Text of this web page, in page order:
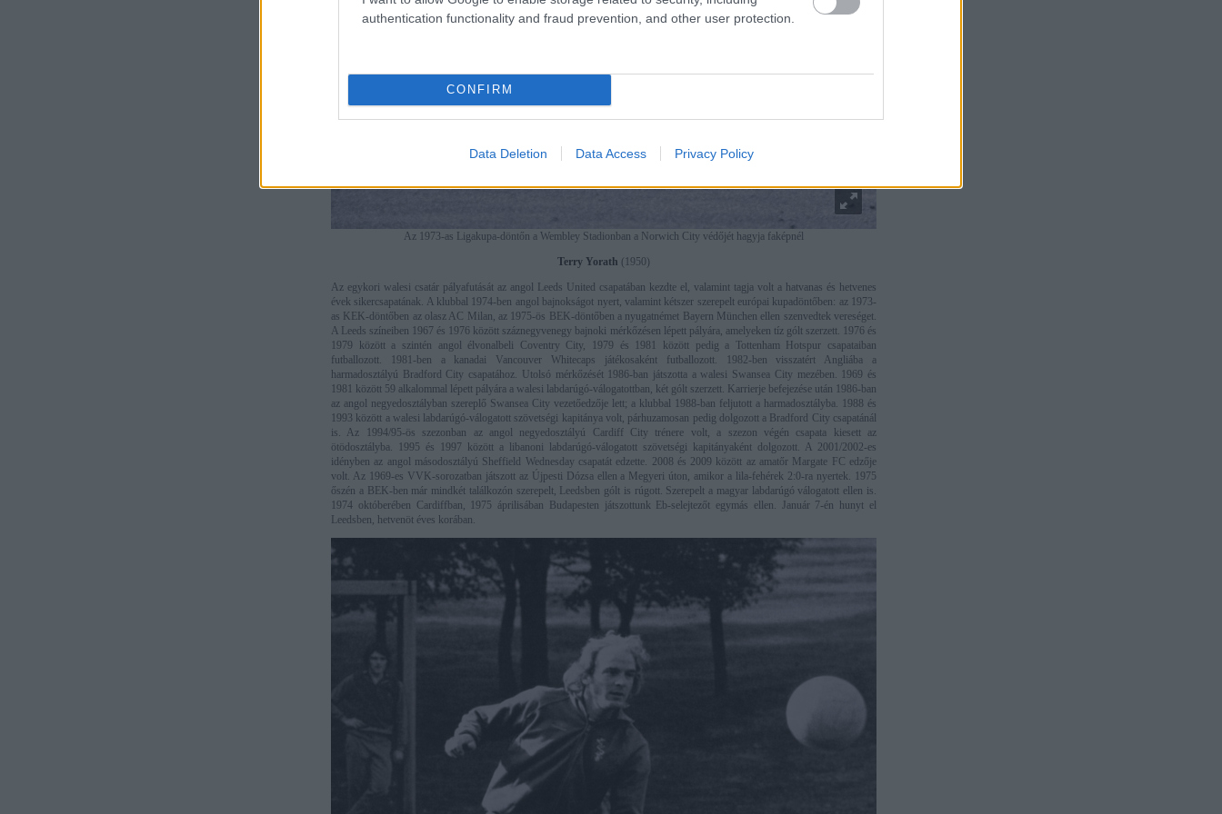
authentication functionality and fraud prevention, and other user protection.
CONFIRM
Data Deletion Data Access Privacy Policy
Az 1973-as Ligakupa-döntőn a Wembley Stadionban a Norwich City védőjét hagyja faképnél
Terry Yorath (1950)
Az egykori walesi csatár pályafutását az angol Leeds United csapatában kezdte el, valamint tagja volt a hatvanas és hetvenes
évek sikercsapatának. A klubbal 1974-ben angol bajnokságot nyert, valamint kétszer szerepelt európai kupadöntőben: az 1973-
as KEK-döntőben az olasz AC Milan, az 1975-ös BEK-döntőben a nyugatnémet Bayern München ellen szenvedtek vereséget.
A Leeds színeiben 1967 és 1976 között száznegyvenegy bajnoki mérkőzésen lépett pályára, amelyeken tíz gólt szerzett. 1976 és
1979 között a szintén angol élvonalbeli Coventry City, 1979 és 1981 között pedig a Tottenham Hotspur csapataiban
futballozott. 1981-ben a kanadai Vancouver Whitecaps játékosaként futballozott. 1982-ben visszatért Angliába a
harmadosztályú Bradford City csapatához. Utolsó mérkőzését 1986-ban játszotta a walesi Swansea City mezében. 1969 és
1981 között 59 alkalommal lépett pályára a walesi labdarúgó-válogatottban, két gólt szerzett. Karrierje befejezése után 1986-ban
az angol negyedosztályban szereplő Swansea City vezetőedzője lett; a klubbal 1988-ban feljutott a harmadosztályba. 1988 és
1993 között a walesi labdarúgó-válogatott szövetségi kapitánya volt, párhuzamosan pedig dolgozott a Bradford City csapatánál
is. Az 1994/95-ös szezonban az angol negyedosztályú Cardiff City trénere volt, a szezon végén csapata kiesett az
ötödosztályba. 1995 és 1997 között a libanoni labdarúgó-válogatott szövetségi kapitányaként dolgozott. A 2001/2002-es
idényben az angol másodosztályú Sheffield Wednesday csapatát edzette. 2008 és 2009 között az amatőr Margate FC edzője
volt. Az 1969-es VVK-sorozatban játszott az Újpesti Dózsa ellen a Megyeri úton, amikor a lila-fehérek 2:0-ra nyertek. 1975
őszén a BEK-ben már mindkét találkozón szerepelt, Leedsben gólt is rúgott. Szerepelt a magyar labdarúgó válogatott ellen is.
1974 októberében Cardiffban, 1975 áprilisában Budapesten játszottunk Eb-selejtezőt egymás ellen. Január 7-én hunyt el
Leedsben, hetvenöt éves korában.